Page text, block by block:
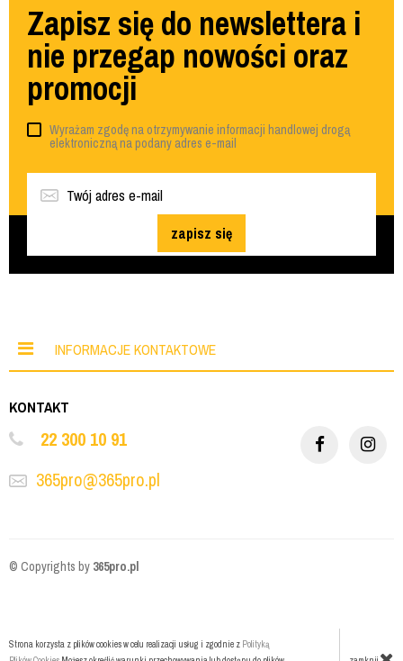
Zapisz się do newslettera i
nie przegap nowości oraz
promocji
Wyrażam zgodę na otrzymywanie informacji handlowej drogą
elektroniczną na podany adres e-mail
zapisz się
INFORMACJE KONTAKTOWE
KONTAKT
22 300 10 91
365pro@365pro.pl
© Copyrights by 365pro.pl
Strona korzysta z plików cookies w celu realizacji usług i zgodnie z Polityką